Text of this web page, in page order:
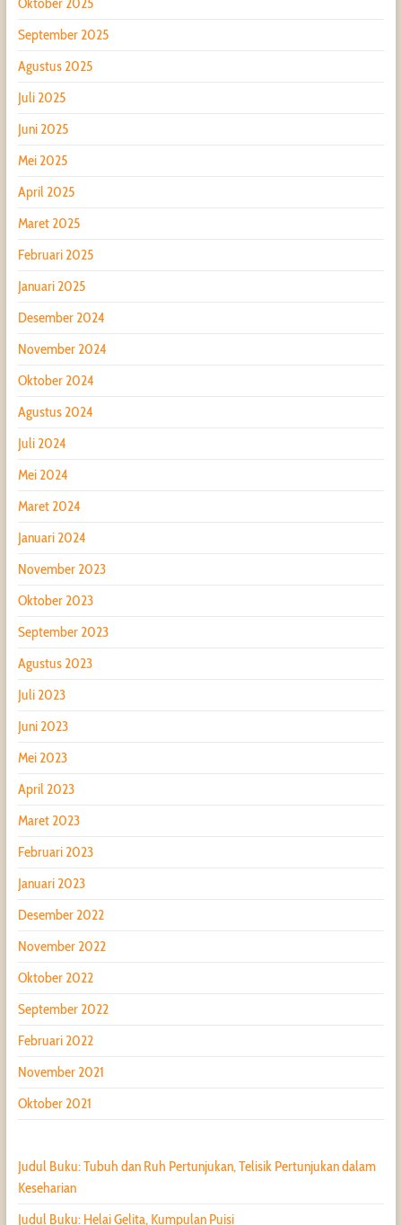
September 2025
Agustus 2025
Juli 2025
Juni 2025
Mei 2025
April 2025
Maret 2025
Februari 2025
Januari 2025
Desember 2024
November 2024
Oktober 2024
Agustus 2024
Juli 2024
Mei 2024
Maret 2024
Januari 2024
November 2023
Oktober 2023
September 2023
Agustus 2023
Juli 2023
Juni 2023
Mei 2023
April 2023
Maret 2023
Februari 2023
Januari 2023
Desember 2022
November 2022
Oktober 2022
September 2022
Februari 2022
November 2021
Oktober 2021
Judul Buku: Tubuh dan Ruh Pertunjukan, Telisik Pertunjukan dalam
Keseharian
Judul Buku: Helai Gelita, Kumpulan Puisi